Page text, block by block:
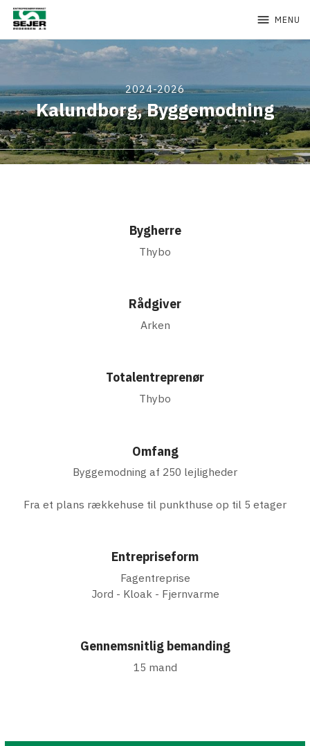
menu MENU
2024-2026
Kalundborg, Byggemodning
Bygherre
Thybo
Rådgiver
Arken
Totalentreprenør
Thybo
Omfang
Byggemodning af 250 lejligheder
Fra et plans rækkehuse til punkthuse op til 5 etager
Entrepriseform
Fagentreprise
Jord - Kloak - Fjernvarme
Gennemsnitlig bemanding
15 mand